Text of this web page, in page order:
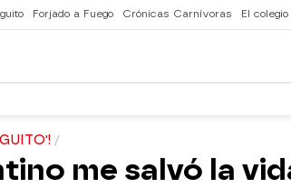
Forjado a Fuego Crónicas Carnívoras El
me salvó la